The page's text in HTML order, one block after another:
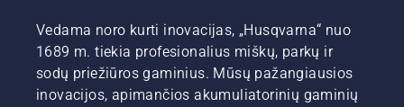
Vedama noro kurti inovacijas, „Husqvarna“ nuo
1689 m. tiekia profesionalius miškų, parkų ir
sodų priežiūros gaminius. Mūsų pažangiausios
inovacijos, apimančios akumuliatorinių gaminių